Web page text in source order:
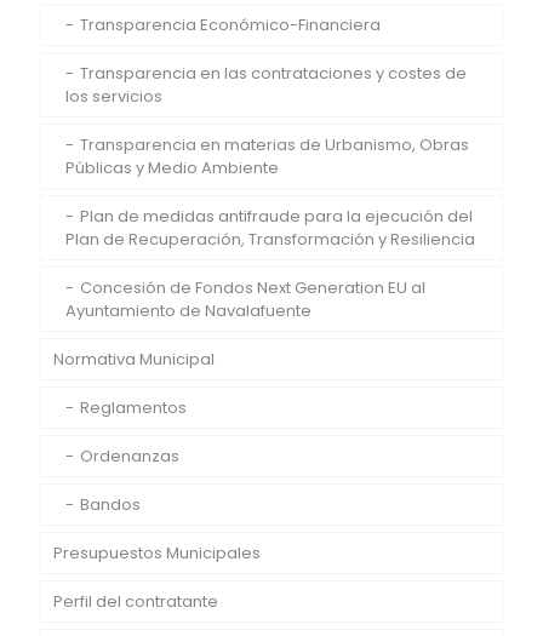
Transparencia Económico-Financiera
Transparencia en las contrataciones y costes de
los servicios
Transparencia en materias de Urbanismo, Obras
Públicas y Medio Ambiente
Plan de medidas antifraude para la ejecución del
Plan de Recuperación, Transformación y Resiliencia
Concesión de Fondos Next Generation EU al
Ayuntamiento de Navalafuente
Normativa Municipal
Reglamentos
Ordenanzas
Bandos
Presupuestos Municipales
Perfil del contratante